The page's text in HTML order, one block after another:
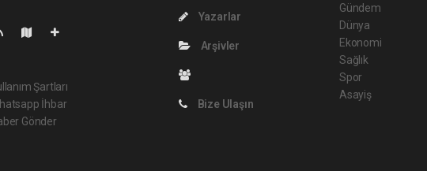
Şartları
İhbar
Gönder
Yazarlar
Arşivler
Bize Ulaşın
Gündem
Dünya
Ekonomi
Sağlık
Spor
Asayiş